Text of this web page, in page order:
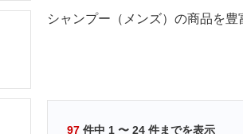
シャンプー（メンズ）の商品を豊
97 件中 1 〜 24 件までを表示